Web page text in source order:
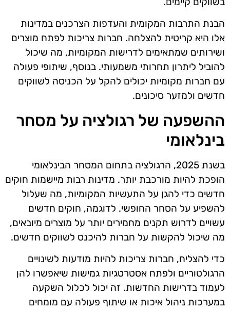
הבנת התרבות המקומית והעדפות הצרכנים במדינות
אלו היא קריטית להצלחה. חברות צריכות לפתח מוצרים
ושירותים שמתאימים לדרישות המקומיות, מה שיכול
להוביל ליתרון תחרותי משמעותי. בנוסף, שיתופי פעולה
עם חברות מקומיות יכולים להקל על הכניסה לשווקים
חדשים ולמזער סיכונים.
ההשפעה של רגולציה על מסחר
בינלאומי
בשנת 2025, הרגולציה בתחום המסחר הבינלאומי
הופכת להיות מורכבת יותר. מדינות רבות מיישמות חוקים
חדשים כדי להגן על התעשיות המקומיות, מה שעלול
להשפיע על הסחר החופשי. לדוגמה, חוקים חדשים
עשויים לדרוש תקנים מחמירים יותר על מוצרים מיובאים,
מה שיכול להקשות על חברות להיכנס לשווקים חדשים.
כדי להצליח, חברות צריכות להיות מודעות לשינויים
הרגולטוריים ולפתח אסטרטגיות גמישות שיאפשרו להן
לעמוד בדרישות החדשות. זה יכול לכלול השקעה
במערכות ניהול איכות או שיתוף פעולה עם מומחים